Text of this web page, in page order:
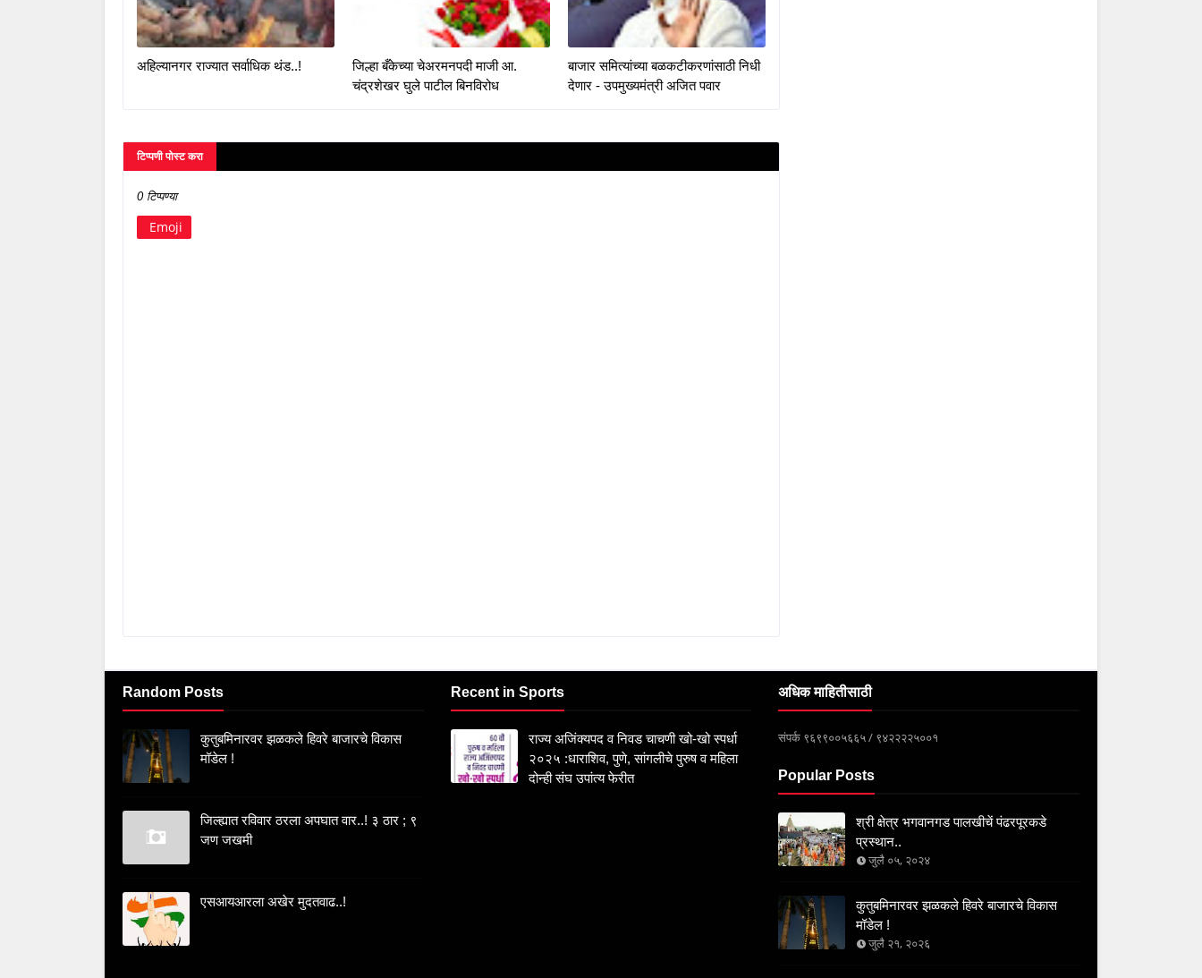
अहिल्यानगर राज्यात सर्वाधिक थंड..!
जिल्हा बँकेच्या चेअरमनपदी माजी आ.
चंद्रशेखर घुले पाटील बिनविरोध
बाजार समित्यांच्या बळकटीकरणांसाठी निधी
देणार - उपमुख्यमंत्री अजित पवार
टिप्पणी पोस्ट करा
0 टिप्पण्या
Emoji
Random Posts
कुतुबमिनारवर झळकले हिवरे बाजारचे विकास
मॉडेल !
जिल्ह्यात रविवार ठरला अपघात वार..! ३ ठार ; ९
जण जखमी
एसआयआरला अखेर मुदतवाढ..!
Recent in Sports
राज्य अजिंक्यपद व निवड चाचणी खो-खो स्पर्धा
२०२५ :धाराशिव, पुणे, सांगलीचे पुरुष व महिला
दोन्ही संघ उपांत्य फेरीत
अधिक माहितीसाठी
संपर्क ९६९९००५६६५ / ९४२२२२५००१
Popular Posts
श्री क्षेत्र भगवानगड पालखीचें पंढरपूरकडे
प्रस्थान..
जुलै ०५, २०२४
कुतुबमिनारवर झळकले हिवरे बाजारचे विकास
मॉडेल !
जुलै २१, २०२६